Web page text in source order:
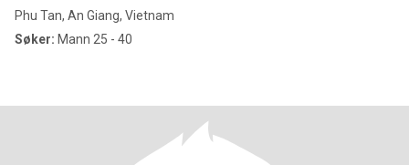
Phu Tan, An Giang, Vietnam
Søker: Mann 25 - 40